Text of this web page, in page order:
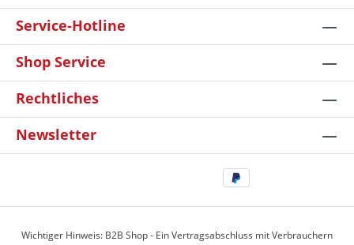
Service-Hotline
Shop Service
Rechtliches
Newsletter
Wichtiger Hinweis: B2B Shop - Ein Vertragsabschluss mit Verbrauchern